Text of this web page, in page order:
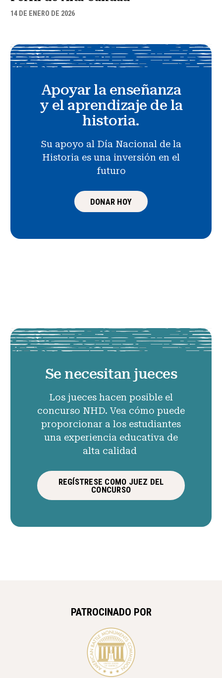
14 DE ENERO DE 2026
Apoyar la enseñanza
y el aprendizaje de la
historia.
Su apoyo al Día Nacional de la
Historia es una inversión en el
futuro
DONAR HOY
Se necesitan jueces
Los jueces hacen posible el
concurso NHD. Vea cómo puede
proporcionar a los estudiantes
una experiencia educativa de
alta calidad
REGÍSTRESE COMO JUEZ DEL
CONCURSO
PATROCINADO POR